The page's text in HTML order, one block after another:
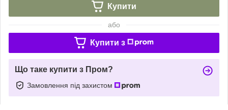
Купити
або
Купити з
Що таке купити з Пром?
Замовлення під захистом